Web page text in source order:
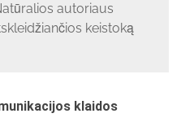
autoriaus
keistoką
klaidos